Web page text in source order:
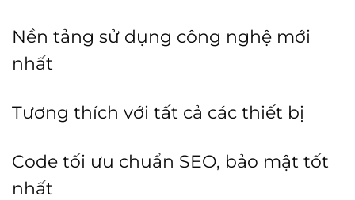
Nền tảng sử dụng công nghệ mới
nhất
Tương thích với tất cả các thiết bị
Code tối ưu chuẩn SEO, bảo mật tốt
nhất